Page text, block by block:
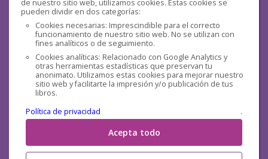
de nuestro sitio web, utilizamos cookies. Estas cookies se
pueden dividir en dos categorías:
Cookies necesarias: Imprescindible para el correcto
funcionamiento de nuestro sitio web. No se utilizan con
fines analíticos o de seguimiento.
Cookies analíticas: Relacionado con Google Analytics y
otras herramientas estadísticas que preservan tu
anonimato. Utilizamos estas cookies para mejorar nuestro
sitio web y facilitarte la impresión y/o publicación de tus
libros.
Política de privacidad
.
Acepta todo
Redes sociales